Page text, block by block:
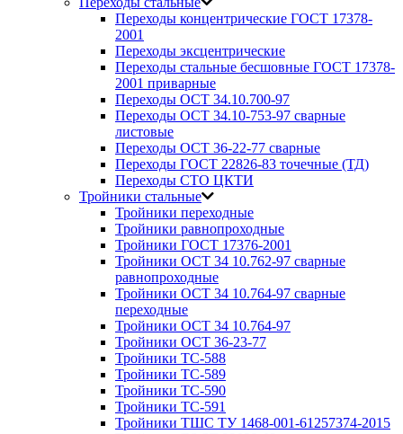
Переходы концентрические ГОСТ 17378-
2001
Переходы эксцентрические
Переходы стальные бесшовные ГОСТ 17378-
2001 приварные
Переходы ОСТ 34.10.700-97
Переходы ОСТ 34.10-753-97 сварные
листовые
Переходы ОСТ 36-22-77 сварные
Переходы ГОСТ 22826-83 точечные (ТД)
Переходы СТО ЦКТИ
Тройники стальные
Тройники переходные
Тройники равнопроходные
Тройники ГОСТ 17376-2001
Тройники ОСТ 34 10.762-97 сварные
равнопроходные
Тройники ОСТ 34 10.764-97 сварные
переходные
Тройники ОСТ 34 10.764-97
Тройники ОСТ 36-23-77
Тройники ТС-588
Тройники ТС-589
Тройники ТС-590
Тройники ТС-591
Тройники ТШС ТУ 1468-001-61257374-2015